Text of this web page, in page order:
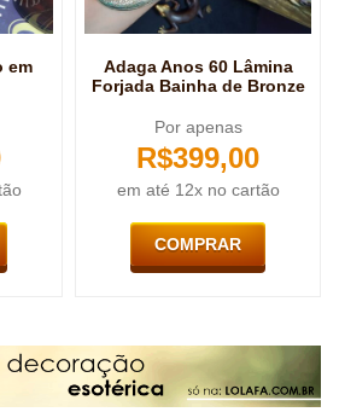
em
Adaga Anos 60 Lâmina
Forjada Bainha de Bronze
Por apenas
R$399,00
em até 12x no cartão
COMPRAR